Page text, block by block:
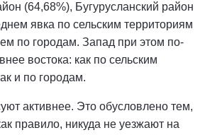
(64,68%), Бугурусланский район
явка по сельским территориям
по городам. Запад при этом по-
востока: как по сельским
и по городам.
активнее. Это обусловлено тем,
правило, никуда не уезжают на